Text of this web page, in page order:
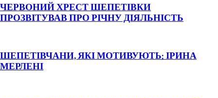
ЧЕРВОНИЙ ХРЕСТ ШЕПЕТІВКИ
ПРОЗВІТУВАВ ПРО РІЧНУ ДІЯЛЬНІСТЬ
ШЕПЕТІВЧАНИ, ЯКІ МОТИВУЮТЬ: ІРИНА
МЕРЛЕНІ